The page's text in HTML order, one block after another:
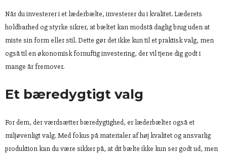
Når du investerer i et læderbælte, investerer du i kvalitet. Læderets
holdbarhed og styrke sikrer, at bæltet kan modstå daglig brug uden at
miste sin form eller stil. Dette gør det ikke kun til et praktisk valg, men
også til en økonomisk fornuftig investering, der vil tjene dig godt i
mange år fremover.
Et bæredygtigt valg
For dem, der værdsætter bæredygtighed, er læderbælter også et
miljøvenligt valg. Med fokus på materialer af høj kvalitet og ansvarlig
produktion kan du være sikker på, at dit bælte ikke kun ser godt ud, men